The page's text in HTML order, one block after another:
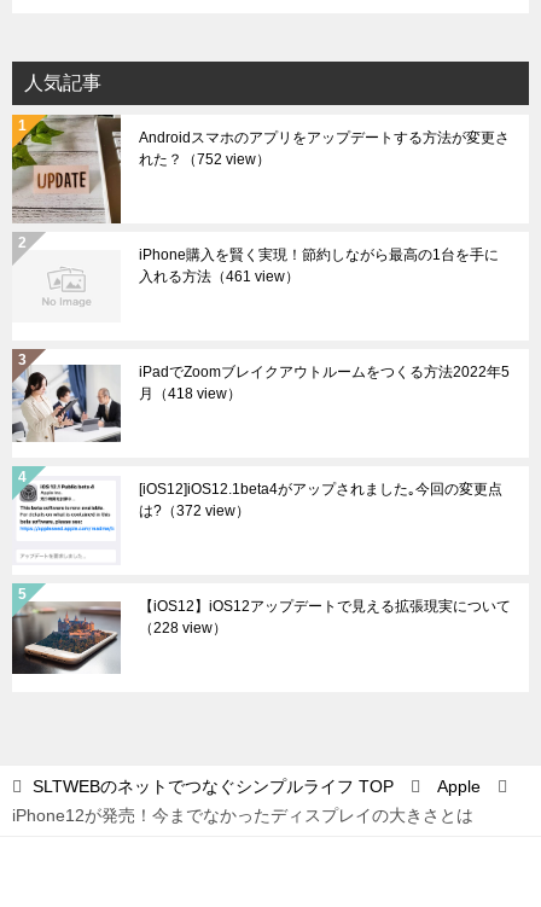
イ
ブ
人気記事
Androidスマホのアプリをアップデートする方法が変更さ
れた？
（752 view）
iPhone購入を賢く実現！節約しながら最高の1台を手に
入れる方法 （461 view）
iPadでZoomブレイクアウトルームをつくる方法2022年5
月
（418 view）
[iOS12]iOS12.1beta4がアップされました｡今回の変更点
は? （372 view）
【iOS12】iOS12アップデートで見える拡張現実について
（228 view）
SLTWEBのネットでつなぐシンプルライフ TOP
Apple
iPhone12が発売！今までなかったディスプレイの大きさとは